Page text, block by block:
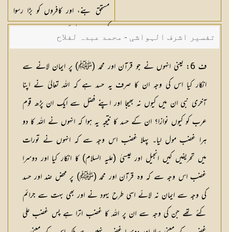
مستحق بنے، اور کافروں کو بڑا رسوا
کن عذاب ملے گا
تفسیر اشرف الہواشی - محمد عبدہ لفلاح
ف 6: یعنی انہوں نے جو قرآن اور محمد (ﷺ) پر ایمان لانے سے
انکار کیا اس کی وجہ ان کا صرف یہ حسد ہے کہ اللہ تعالیٰ نے اپنا
آخری نبی ان میں کیوں نہ بھیجا اور اپنے فضل سے ایک ان پڑھ قوم
عرب کو کیوں نوازا؟ ان کے حسد کا نتیجہ یہ ہوا کہ انہوں نے اللہ کا دو
ہرا غضب مول لیا۔ پہلا غضب اس وجہ سے کہ انہوں نے تورات
میں تحریفیں کیں انجیل اور عیسیٰ (علیہ السلام) کا انکار کیا اور دوسرا
غضب اس وجہ سے کہ وہ قرآن اور محمد (ﷺ) پر محض ضد اور حسد
کی وجہ سے ایمان نہ لائے اسی طرح یہود نے اور بھی بہت سے جرائم
کئے تھے جن کی وجہ سے ان پر اللہ کا غضب اترا ہے پس غضب علی